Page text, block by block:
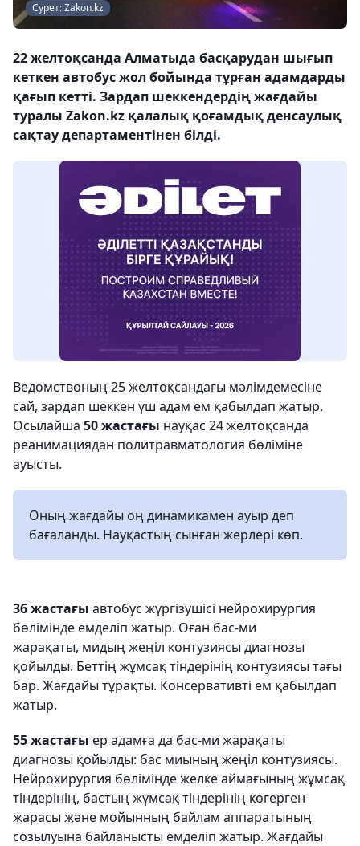
Сурет: Zakon.kz
22 желтоқсанда Алматыда басқарудан шығып
кеткен автобус жол бойында тұрған адамдарды
қағып кетті. Зардап шеккендердің жағдайы
туралы Zakon.kz қалалық қоғамдық денсаулық
сақтау департаментінен білді.
Ведомствоның 25 желтоқсандағы мәлімдемесіне
сай, зардап шеккен үш адам ем қабылдап жатыр.
Осылайша 50 жастағы науқас 24 желтоқсанда
реанимациядан политравматология бөліміне
ауысты.
Оның жағдайы оң динамикамен ауыр деп
бағаланды. Науқастың сынған жерлері көп.
36 жастағы автобус жүргізушісі нейрохирургия
бөлімінде емделіп жатыр. Оған бас-ми
жарақаты, мидың жеңіл контузиясы диагнозы
қойылды. Беттің жұмсақ тіндерінің контузиясы тағы
бар. Жағдайы тұрақты. Консервативті ем қабылдап
жатыр.
55 жастағы ер адамға да бас-ми жарақаты
диагнозы қойылды: бас миының жеңіл контузиясы.
Нейрохирургия бөлімінде желке аймағының жұмсақ
тіндерінің, бастың жұмсақ тіндерінің көгерген
жарасы және мойынның байлам аппаратының
созылуына байланысты емделіп жатыр. Жағдайы